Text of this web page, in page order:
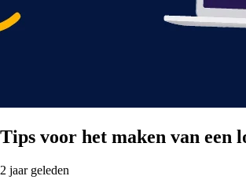
Tips voor het maken van een
2 jaar geleden